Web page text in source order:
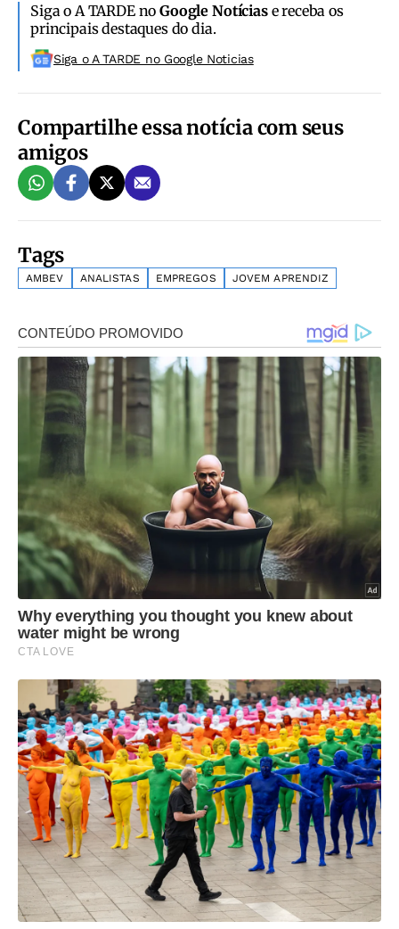
Siga o A TARDE noGoogle Notíciase receba os
principais destaques do dia.
Siga o A TARDE no Google Noticias
Compartilhe essa notícia com seus
amigos
Tags
AMBEV ANALISTAS EMPREGOS JOVEM APRENDIZ